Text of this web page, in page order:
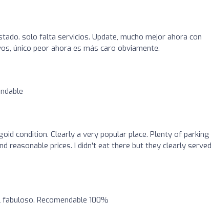
solo falta servicios. Update, mucho mejor ahora con
único peor ahora es más caro obviamente.
condition. Clearly a very popular place. Plenty of parking
reasonable prices. I didn't eat there but they clearly served
Recomendable 100%